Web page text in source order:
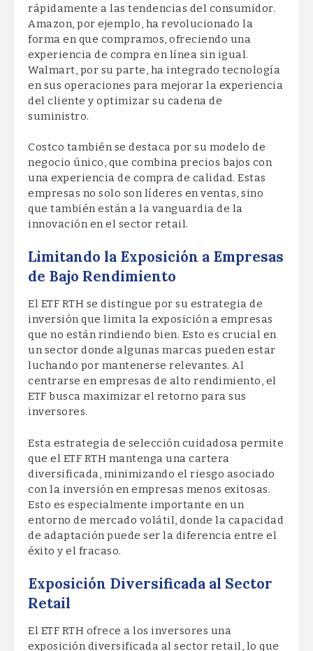
rápidamente a las tendencias del consumidor.
Amazon, por ejemplo, ha revolucionado la
forma en que compramos, ofreciendo una
experiencia de compra en línea sin igual.
Walmart, por su parte, ha integrado tecnología
en sus operaciones para mejorar la experiencia
del cliente y optimizar su cadena de
suministro.
Costco también se destaca por su modelo de
negocio único, que combina precios bajos con
una experiencia de compra de calidad. Estas
empresas no solo son líderes en ventas, sino
que también están a la vanguardia de la
innovación en el sector retail.
Limitando la Exposición a Empresas
de Bajo Rendimiento
El ETF RTH se distingue por su estrategia de
inversión que limita la exposición a empresas
que no están rindiendo bien. Esto es crucial en
un sector donde algunas marcas pueden estar
luchando por mantenerse relevantes. Al
centrarse en empresas de alto rendimiento, el
ETF busca maximizar el retorno para sus
inversores.
Esta estrategia de selección cuidadosa permite
que el ETF RTH mantenga una cartera
diversificada, minimizando el riesgo asociado
con la inversión en empresas menos exitosas.
Esto es especialmente importante en un
entorno de mercado volátil, donde la capacidad
de adaptación puede ser la diferencia entre el
éxito y el fracaso.
Exposición Diversificada al Sector
Retail
El ETF RTH ofrece a los inversores una
exposición diversificada al sector retail, lo que